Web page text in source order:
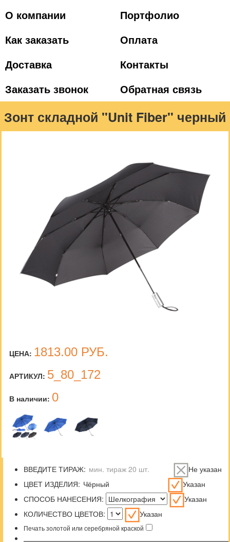
О компании
Портфолио
Как заказать
Оплата
Доставка
Контакты
Заказать звонок
Обратная связь
Зонт складной "Unit Fiber" черный
ЦЕНА: 1813.00 РУБ.
АРТИКУЛ: 5_80_172
В наличии: 0
ВВЕДИТЕ ТИРАЖ:
Не указан
ЦВЕТ ИЗДЕЛИЯ:
Указан
СПОСОБ НАНЕСЕНИЯ:
Указан
КОЛИЧЕСТВО ЦВЕТОВ:
Указан
Печать золотой или серебряной краской